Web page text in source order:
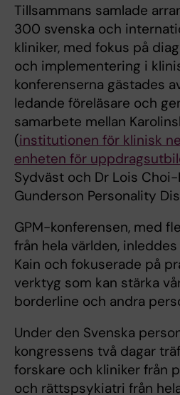
Tillsammans samlade
300 svenska och
kliniker, med fokus på
och implementering i
konferenserna gästades
ledande föreläsare och
samarbete mellan
(institutionen för klinisk
enheten för
Sydväst och Dr Lois Choi-
Gunderson Personality
GPM-konferensen, med
från hela världen,
Kain och fokuserade på
verktyg som kan stärka
borderline och andra
Under den Svenska
kongressens två dagar
forskare och kliniker från
och rättspsykiatri från